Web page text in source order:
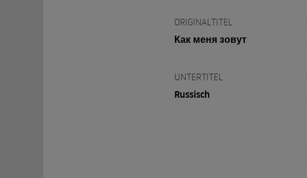
ORIGINALTITEL
Как меня зовут
UNTERTITEL
Russisch